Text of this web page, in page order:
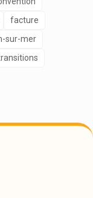
facture
sur-mer